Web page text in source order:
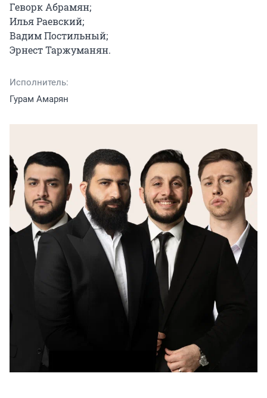
Геворк Абрамян;
Илья Раевский;
Вадим Постильный;
Эрнест Таржуманян.
Исполнитель:
Гурам Амарян